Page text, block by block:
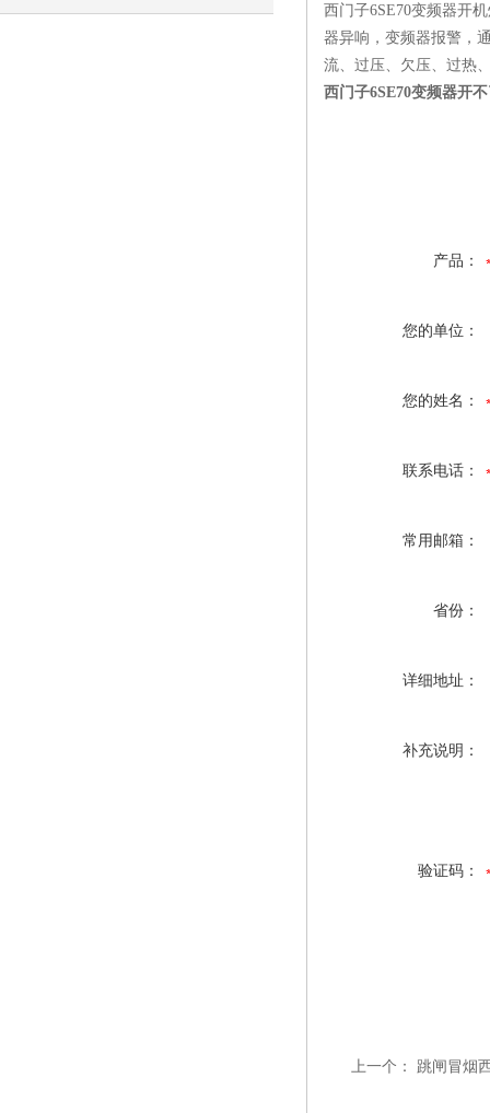
西门子6SE70变频器开
器异响，变频器报警，
流、过压、欠压、过热
西门子6SE70变频器开
产品：
您的单位：
您的姓名：
联系电话：
常用邮箱：
省份：
详细地址：
补充说明：
验证码：
上一个： 跳闸冒烟